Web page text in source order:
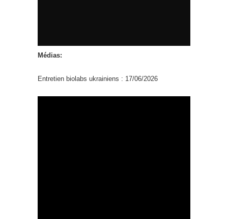
Médias:
Entretien biolabs ukrainiens : 17/06/2026